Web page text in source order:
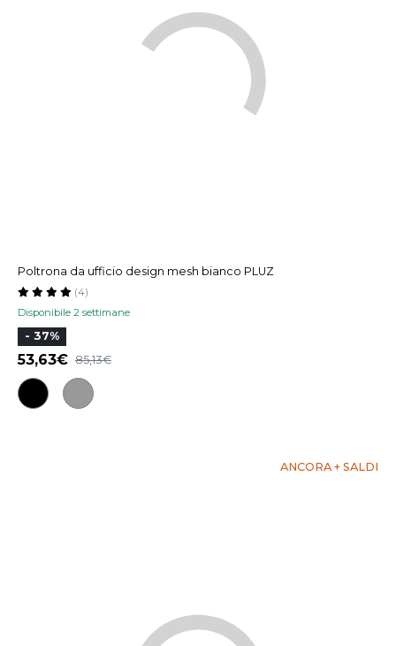
Poltrona da ufficio design mesh bianco PLUZ
Disponibile 2 settimane
(4)
- 37%
53,63 85,13
ANCORA + SALDI